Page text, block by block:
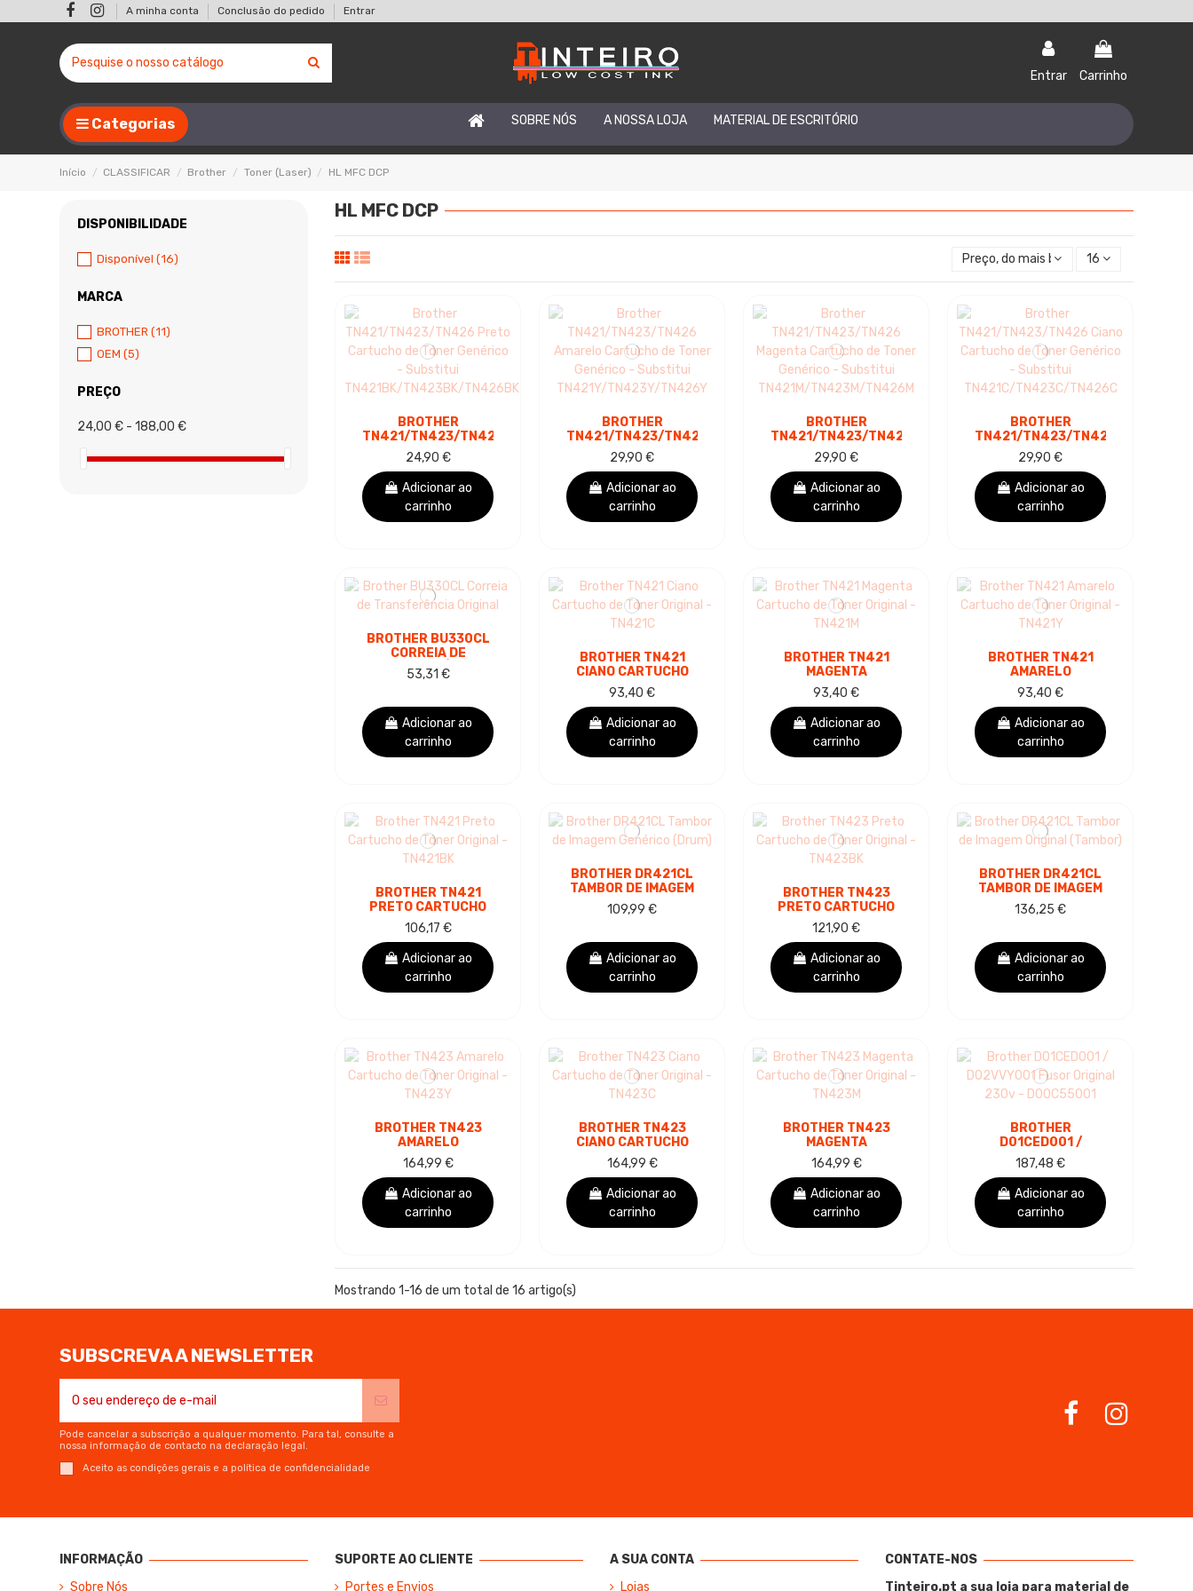
A minha conta Conclusão do pedido Entrar
Entrar Carrinho
Categorias SOBRE NÓS A NOSSA LOJA MATERIAL DE ESCRITÓRIO
Início CLASSIFICAR Brother Toner (Laser) HL MFC DCP
HL MFC DCP
Preço, do mais baixo ao mais alto
16
BROTHER
TN421/TN423/TN426
PRETO CARTUCHO
DE TONER GENÉRICO
- SUBSTITUI...
24,90 €
Adicionar ao
carrinho
BROTHER
TN421/TN423/TN426
AMARELO
CARTUCHO DE
TONER GENÉRICO -
SUBSTITUI...
29,90 €
Adicionar ao
carrinho
BROTHER
TN421/TN423/TN426
MAGENTA
CARTUCHO DE
TONER GENÉRICO -
SUBSTITUI...
29,90 €
Adicionar ao
carrinho
BROTHER
TN421/TN423/TN426
CIANO CARTUCHO
DE TONER GENÉRICO
- SUBSTITUI...
29,90 €
Adicionar ao
carrinho
BROTHER BU330CL
CORREIA DE
TRANSFERÊNCIA
ORIGINAL
53,31 €
Adicionar ao
carrinho
BROTHER TN421
CIANO CARTUCHO
DE TONER ORIGINAL
- TN421C
93,40 €
Adicionar ao
carrinho
BROTHER TN421
MAGENTA
CARTUCHO DE
TONER ORIGINAL -
TN421M
93,40 €
Adicionar ao
carrinho
BROTHER TN421
AMARELO
CARTUCHO DE
TONER ORIGINAL -
TN421Y
93,40 €
Adicionar ao
carrinho
BROTHER TN421
PRETO CARTUCHO
DE TONER ORIGINAL
- TN421BK
106,17 €
Adicionar ao
carrinho
BROTHER DR421CL
TAMBOR DE IMAGEM
GENÉRICO (DRUM)
109,99 €
Adicionar ao
carrinho
BROTHER TN423
PRETO CARTUCHO
DE TONER ORIGINAL
- TN423BK
121,90 €
Adicionar ao
carrinho
BROTHER DR421CL
TAMBOR DE IMAGEM
ORIGINAL (TAMBOR)
136,25 €
Adicionar ao
carrinho
BROTHER TN423
AMARELO
CARTUCHO DE
TONER ORIGINAL -
TN423Y
164,99 €
Adicionar ao
carrinho
BROTHER TN423
CIANO CARTUCHO
DE TONER ORIGINAL
- TN423C
164,99 €
Adicionar ao
carrinho
BROTHER TN423
MAGENTA
CARTUCHO DE
TONER ORIGINAL -
TN423M
164,99 €
Adicionar ao
carrinho
BROTHER
D01CED001 /
D02VVY001 FUSOR
ORIGINAL 230V -
D00C55001
187,48 €
Adicionar ao
carrinho
Mostrando 1-16 de um total de 16 artigo(s)
DISPONIBILIDADE
Disponível (16)
MARCA
BROTHER (11)
OEM (5)
PREÇO
24,00 € - 188,00 €
SUBSCREVA A NEWSLETTER
Pode cancelar a subscrição a qualquer momento. Para tal, consulte a
nossa informação de contacto na declaração legal.
Aceito as condições gerais e a política de confidencialidade
INFORMAÇÃO
Sobre Nós
SUPORTE AO CLIENTE
Portes e Envios
A SUA CONTA
Lojas
CONTATE-NOS
Tinteiro.pt a sua loja para material de